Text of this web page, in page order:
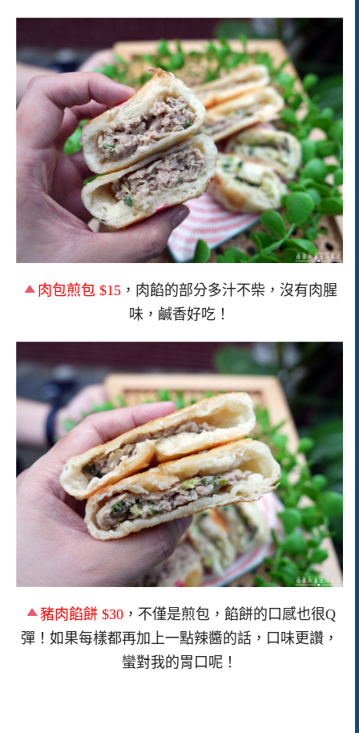
肉包煎包 $15 ，肉餡的部分多汁不柴，沒有肉腥
味，鹹香好吃！
豬肉餡餅 $30，不僅是煎包，餡餅的口感也很Q
彈！如果每樣都再加上一點辣醬的話，口味更讚，
蠻對我的胃口呢！